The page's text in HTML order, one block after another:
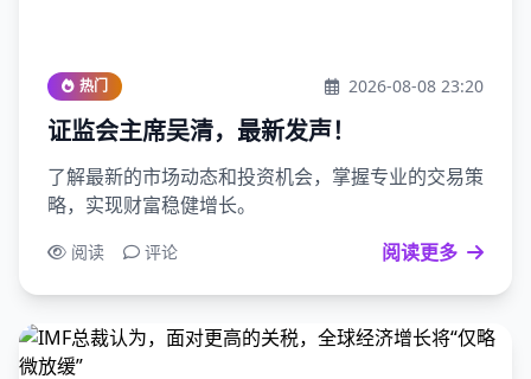
热门 2026-08-08 23:20
证监会主席吴清，最新发声！
了解最新的市场动态和投资机会，掌握专业的交易策
略，实现财富稳健增长。
阅读 评论 阅读更多